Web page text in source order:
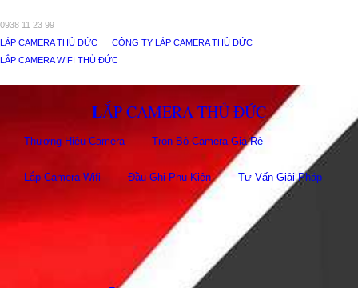
0938 11 23 99
LẮP CAMERA THỦ ĐỨC
CÔNG TY LẮP CAMERA THỦ ĐỨC
LẮP CAMERA WIFI THỦ ĐỨC
LẮP CAMERA THỦ ĐỨC
Thương Hiệu Camera Trọn Bộ Camera Giá Rẻ
Lắp Camera Wifi Đầu Ghi Phụ Kiên Tư Vấn Giải Pháp